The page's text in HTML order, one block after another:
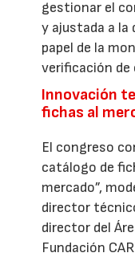
gestionar el
y ajustada a la
papel de la
verificación de
Innovación
fichas al
El congreso
catálogo de
mercado”,
director
director del
Fundación